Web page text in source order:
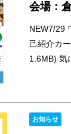
会場：
NEW7/29
己紹介カ
1.6MB) 気
お知らせ